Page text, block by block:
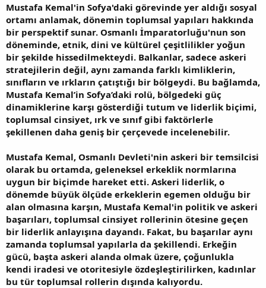
Mustafa Kemal'in Sofya'daki görevinde yer aldığı sosyal
ortamı anlamak, dönemin toplumsal yapıları hakkında
bir perspektif sunar. Osmanlı İmparatorluğu'nun son
döneminde, etnik, dini ve kültürel çeşitlilikler yoğun
bir şekilde hissedilmekteydi. Balkanlar, sadece askeri
stratejilerin değil, aynı zamanda farklı kimliklerin,
sınıfların ve ırkların çatıştığı bir bölgeydi. Bu bağlamda,
Mustafa Kemal’in Sofya’daki rolü, bölgedeki güç
dinamiklerine karşı gösterdiği tutum ve liderlik biçimi,
toplumsal cinsiyet, ırk ve sınıf gibi faktörlerle
şekillenen daha geniş bir çerçevede incelenebilir.
Mustafa Kemal, Osmanlı Devleti'nin askeri bir temsilcisi
olarak bu ortamda, geleneksel erkeklik normlarına
uygun bir biçimde hareket etti. Askeri liderlik, o
dönemde büyük ölçüde erkeklerin egemen olduğu bir
alan olmasına karşın, Mustafa Kemal'in politik ve askeri
başarıları, toplumsal cinsiyet rollerinin ötesine geçen
bir liderlik anlayışına dayandı. Fakat, bu başarılar aynı
zamanda toplumsal yapılarla da şekillendi. Erkeğin
gücü, başta askeri alanda olmak üzere, çoğunlukla
kendi iradesi ve otoritesiyle özdeşleştirilirken, kadınlar
bu tür toplumsal rollerin dışında kalıyordu.